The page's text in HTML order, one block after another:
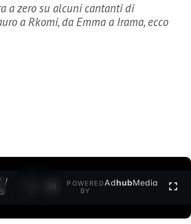
a zero su alcuni cantanti di
a Rkomi, da Emma a Irama, ecco
/
POWERED
BY
AdhubMedia